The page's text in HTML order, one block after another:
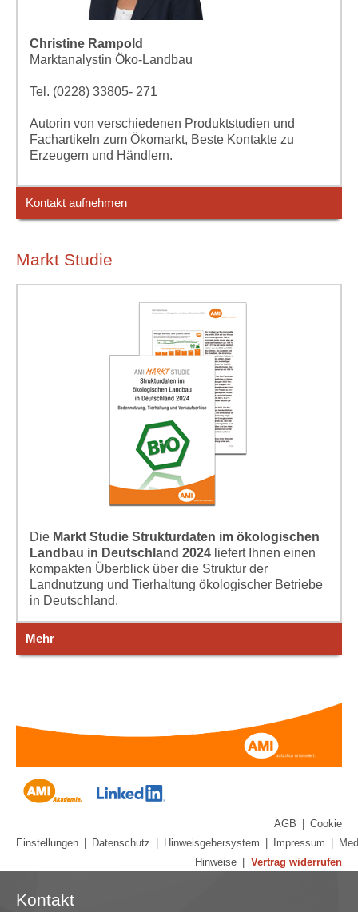
Christine Rampold
Marktanalystin Öko-Landbau
Tel. (0228) 33805- 271
Autorin von verschiedenen Produktstudien und
Fachartikeln zum Ökomarkt, Beste Kontakte zu
Erzeugern und Händlern.
Kontakt aufnehmen
Markt Studie
Die Markt Studie Strukturdaten im ökologischen
Landbau in Deutschland 2024 liefert Ihnen einen
kompakten Überblick über die Struktur der
Landnutzung und Tierhaltung ökologischer Betriebe
in Deutschland.
Mehr
AGB
Cookie
Einstellungen
Datenschutz Hinweisgebersystem Impressum
Hinweise
Vertrag widerrufen
Kontakt